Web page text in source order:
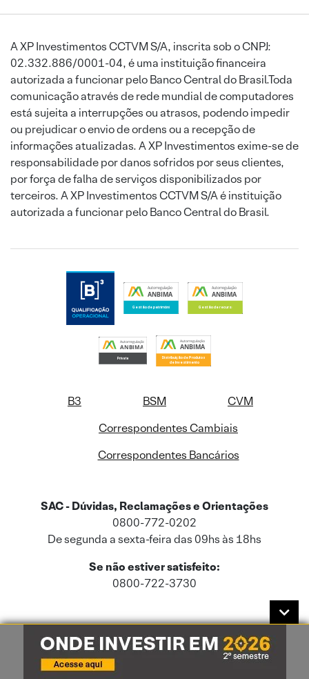
A XP Investimentos CCTVM S/A, inscrita sob o CNPJ:
02.332.886/0001-04, é uma instituição financeira
autorizada a funcionar pelo Banco Central do Brasil.Toda
comunicação através de rede mundial de computadores
está sujeita a interrupções ou atrasos, podendo impedir
ou prejudicar o envio de ordens ou a recepção de
informações atualizadas. A XP Investimentos exime-se de
responsabilidade por danos sofridos por seus clientes,
por força de falha de serviços disponibilizados por
terceiros. A XP Investimentos CCTVM S/A é instituição
autorizada a funcionar pelo Banco Central do Brasil.
B3 BSM
CVM
Correspondentes Cambiais
Correspondentes Bancários
SAC - Dúvidas, Reclamações e Orientações
0800-772-0202
De segunda a sexta-feira das 09hs às 18hs
Se não estiver satisfeito:
0800-722-3730
Este site usa cookies e dados pessoais de acordo com a nossaPolítica de
Cookies
e a nossaPolítica de Privacidade.